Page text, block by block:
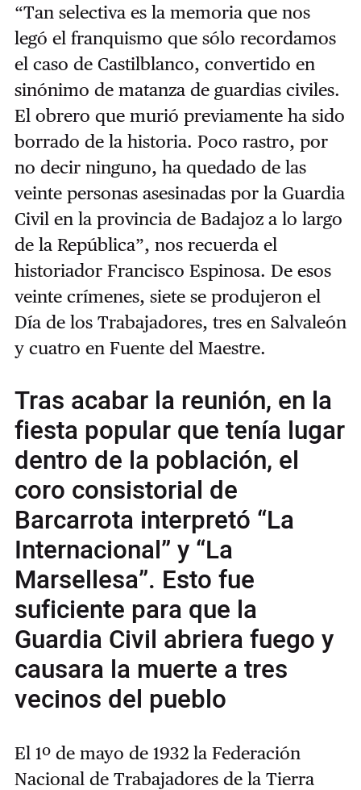
“Tan selectiva es la memoria que nos
legó el franquismo que sólo recordamos
el caso de Castilblanco, convertido en
sinónimo de matanza de guardias civiles.
El obrero que murió previamente ha sido
borrado de la historia. Poco rastro, por
no decir ninguno, ha quedado de las
veinte personas asesinadas por la Guardia
Civil en la provincia de Badajoz a lo largo
de la República”, nos recuerda el
historiador Francisco Espinosa. De esos
veinte crímenes, siete se produjeron el
Día de los Trabajadores, tres en Salvaleón
y cuatro en Fuente del Maestre.
Tras acabar la reunión, en la
fiesta popular que tenía lugar
dentro de la población, el
coro consistorial de
Barcarrota interpretó “La
Internacional” y “La
Marsellesa”. Esto fue
suficiente para que la
Guardia Civil abriera fuego y
causara la muerte a tres
vecinos del pueblo
El 1º de mayo de 1932 la Federación
Nacional de Trabajadores de la Tierra